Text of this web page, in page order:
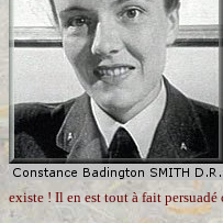
existe ! Il en est tout à fait